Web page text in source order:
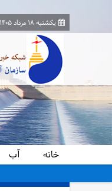
یکشنبه ۱۸ مرداد ۱۴۰۵
خانه آب